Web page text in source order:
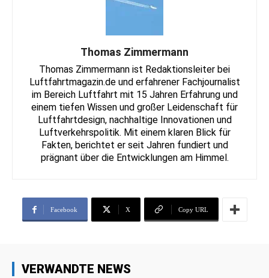
Thomas Zimmermann
Thomas Zimmermann ist Redaktionsleiter bei
Luftfahrtmagazin.de und erfahrener Fachjournalist
im Bereich Luftfahrt mit 15 Jahren Erfahrung und
einem tiefen Wissen und großer Leidenschaft für
Luftfahrtdesign, nachhaltige Innovationen und
Luftverkehrspolitik. Mit einem klaren Blick für
Fakten, berichtet er seit Jahren fundiert und
prägnant über die Entwicklungen am Himmel.
Facebook X Copy URL
VERWANDTE NEWS